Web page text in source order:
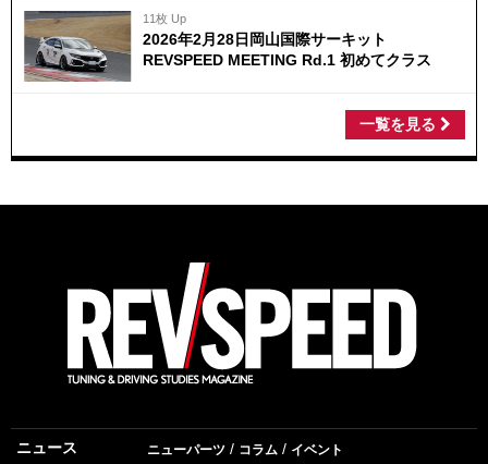
11枚 Up
2026年2月28日岡山国際サーキット
REVSPEED MEETING Rd.1 初めてクラス
一覧を見る
ニュース ニューパーツ コラム イベント